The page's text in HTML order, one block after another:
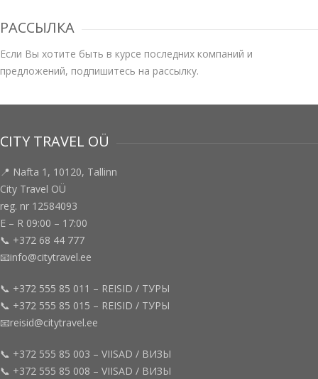
РАССЫЛКА
Если Вы хотите быть в курсе последних компаний и
предложений, подпишитесь на рассылку.
CITY TRAVEL OÜ
📍 Nafta 1, 10120, Tallinn
City Travel OÜ
reg. nr 12584093
E – R 09:00 – 17:00
📞 +372 68 44 777
📧info@citytravel.ee
📞 +372 555 85 011 – REISID / ТУРЫ
📞 +372 555 85 015 – REISID / ТУРЫ
📧reisid@citytravel.ee
📞 +372 555 85 003 – VIISAD / ВИЗЫ
📞 +372 555 85 008 – VIISAD / ВИЗЫ